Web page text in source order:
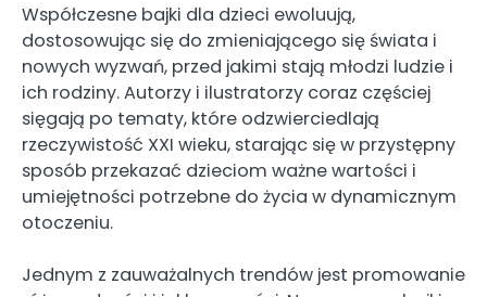
Współczesne bajki dla dzieci ewoluują,
dostosowując się do zmieniającego się świata i
nowych wyzwań, przed jakimi stają młodzi ludzie i
ich rodziny. Autorzy i ilustratorzy coraz częściej
sięgają po tematy, które odzwierciedlają
rzeczywistość XXI wieku, starając się w przystępny
sposób przekazać dzieciom ważne wartości i
umiejętności potrzebne do życia w dynamicznym
otoczeniu.
Jednym z zauważalnych trendów jest promowanie